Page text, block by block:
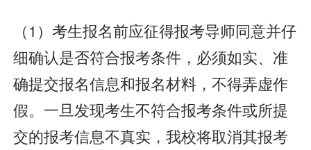
（1）考生报名前应征得报考导师同意并仔
细确认是否符合报考条件，必须如实、准
确提交报名信息和报名材料，不得弄虚作
假。一旦发现考生不符合报考条件或所提
交的报考信息不真实，我校将取消其报考